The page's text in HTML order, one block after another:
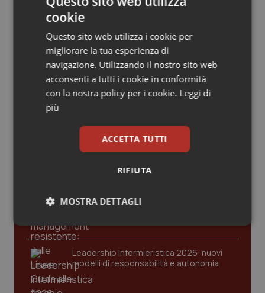
Valle D’Aosta
Veneto
Oncodermatologia
Oncoematologia
Oncologia & Nutrizione
Quotidiano Cardiologia
Quotidiano Pediatria
Rene & patologie urogenitali
farmaci salvavita e eliminazione superticket”
© Riproduzione riservata
Ultime analisi e review da QS Pro
Gold
Cloud sanitario: infrastrutture,
compliance, GDPR e Risk management
dalle Linee Guida alle terapie innovative
Leadership Infermieristica 2026: nuovi
modelli di responsabilità e autonomia
cookie
Questo sito web utilizza i cookie per
migliorare la tua esperienza di
navigazione. Utilizzando il nostro sito web
acconsenti a tutti i cookie in conformità
con la nostra policy per i cookie. Leggi di
più
ACCETTA TUTTI
RIFIUTA
MOSTRA DETTAGLI
Necessari Statistici Marketing